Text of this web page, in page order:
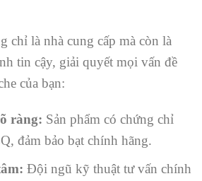
chỉ là nhà cung cấp mà còn là
tin cậy, giải quyết mọi vấn đề
của bạn:
ràng: Sản phẩm có chứng chỉ
đảm bảo bạt chính hãng.
Đội ngũ kỹ thuật tư vấn chính